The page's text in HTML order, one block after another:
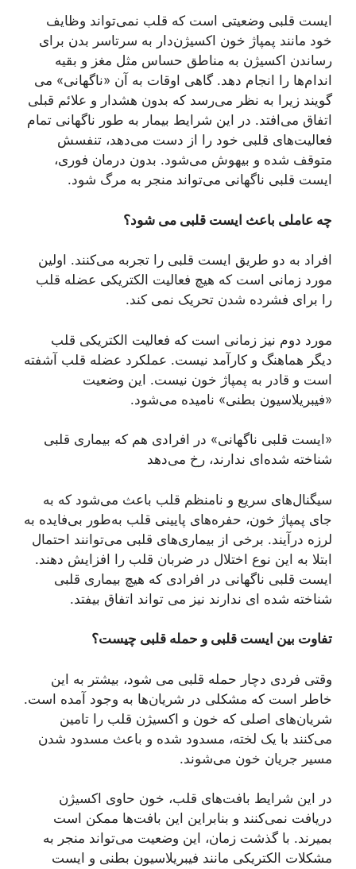
ایست قلبی وضعیتی است که قلب نمی‌تواند وظایف
خود مانند پمپاژ خون اکسیژن‌دار به سرتاسر بدن برای
رساندن اکسیژن به مناطق حساس مثل مغز و بقیه
اندام‌ها را انجام دهد. گاهی اوقات به آن «ناگهانی» می
گویند زیرا به نظر می‌رسد که بدون هشدار و علائم قبلی
اتفاق می‌افتد. در این شرایط بیمار به طور ناگهانی تمام
فعالیت‌های قلبی خود را از دست می‌دهد، تنفسش
متوقف شده و بیهوش می‌شود. بدون درمان فوری،
ایست قلبی ناگهانی می‌تواند منجر به مرگ شود.
چه عاملی باعث ایست قلبی می شود؟
افراد به دو طریق ایست قلبی را تجربه می‌کنند. اولین
مورد زمانی است که هیچ فعالیت الکتریکی عضله قلب
را برای فشرده شدن تحریک نمی کند.
مورد دوم نیز زمانی است که فعالیت الکتریکی قلب
دیگر هماهنگ و کارآمد نیست. عملکرد عضله قلب آشفته
است و قادر به پمپاژ خون نیست. این وضعیت
«فیبریلاسیون بطنی» نامیده می‌شود.
«ایست قلبی ناگهانی» در افرادی هم که بیماری قلبی
شناخته شده‌ای ندارند، رخ می‌دهد
سیگنال‌های سریع و نامنظم قلب باعث می‌شود که به
جای پمپاژ خون، حفره‌های پایینی قلب به‌طور بی‌فایده به
لرزه درآیند. برخی از بیماری‌های قلبی می‌توانند احتمال
ابتلا به این نوع اختلال در ضربان قلب را افزایش دهند.
ایست قلبی ناگهانی در افرادی که هیچ بیماری قلبی
شناخته شده ای ندارند نیز می تواند اتفاق بیفتد.
تفاوت بین ایست قلبی و حمله قلبی چیست؟
وقتی فردی دچار حمله قلبی می شود، بیشتر به این
خاطر است که مشکلی در شریان‌ها به وجود آمده است.
شریان‌های اصلی که خون و اکسیژن قلب را تامین
می‌کنند با یک لخته، مسدود شده و باعث مسدود شدن
مسیر جریان خون می‌شوند.
در این شرایط بافت‌های قلب، خون حاوی اکسیژن
دریافت نمی‌کنند و بنابراین این بافت‌ها ممکن است
بمیرند. با گذشت زمان، این وضعیت می‌تواند منجر به
مشکلات الکتریکی مانند فیبریلاسیون بطنی و ایست